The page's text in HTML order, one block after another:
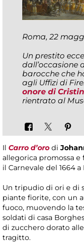
Roma, 22
Un prestito
dall’occasione
barocche che
agli Uffizi di
onore di
rientrato al
Il Carro d’oro di
allegorica promossa
il Carnevale del 1664 a
Un tripudio di ori e di
piante fiorite, con un
fuoco, muovendo la
soldati di casa
di zucchero dorato
tragitto.